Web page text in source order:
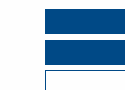
Conditions Générales
Mentions légales
Politique de